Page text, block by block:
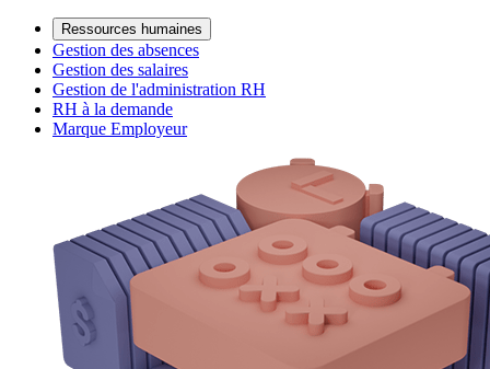
Ressources humaines
Gestion des absences
Gestion des salaires
Gestion de l'administration RH
RH à la demande
Marque Employeur